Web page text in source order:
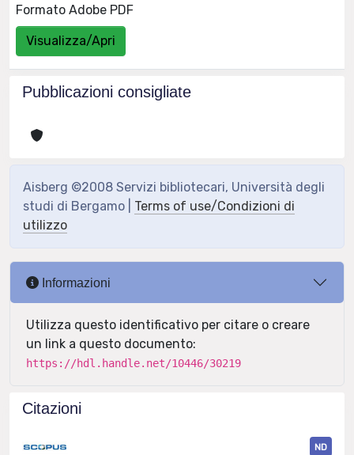
Formato Adobe PDF
Visualizza/Apri
Pubblicazioni consigliate
Aisberg ©2008 Servizi bibliotecari, Università degli
studi di Bergamo | Terms of use/Condizioni di
utilizzo
Informazioni
Utilizza questo identificativo per citare o creare
un link a questo documento:
https://hdl.handle.net/10446/30219
Citazioni
ND